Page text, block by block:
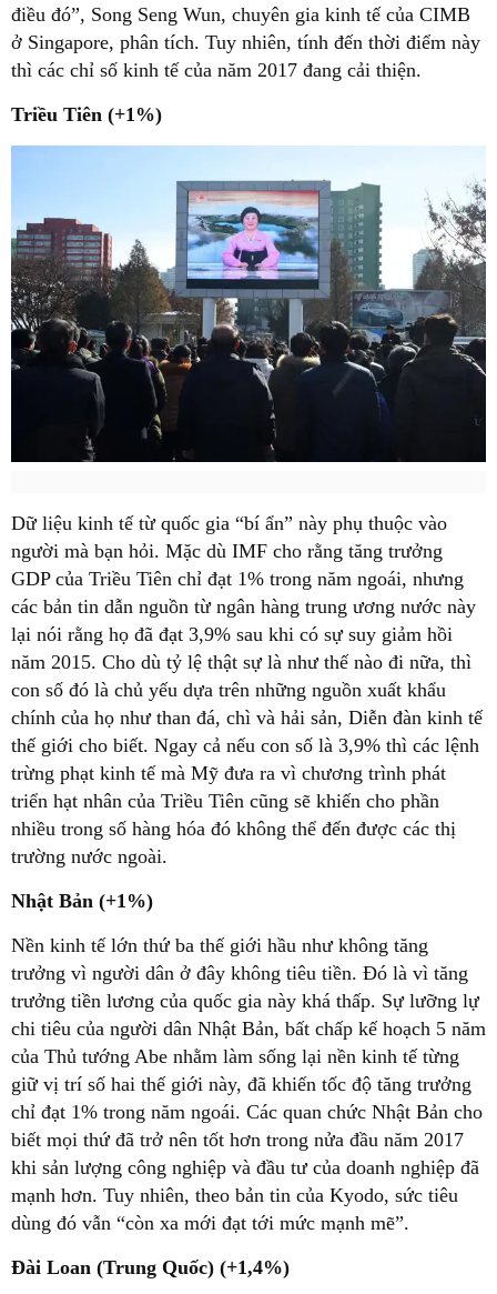
điều đó”, Song Seng Wun, chuyên gia kinh tế của CIMB
ở Singapore, phân tích. Tuy nhiên, tính đến thời điểm này
thì các chỉ số kinh tế của năm 2017 đang cải thiện.
Triều Tiên (+1%)
Dữ liệu kinh tế từ quốc gia “bí ẩn” này phụ thuộc vào
người mà bạn hỏi. Mặc dù IMF cho rằng tăng trưởng
GDP của Triều Tiên chỉ đạt 1% trong năm ngoái, nhưng
các bản tin dẫn nguồn từ ngân hàng trung ương nước này
lại nói rằng họ đã đạt 3,9% sau khi có sự suy giảm hồi
năm 2015. Cho dù tỷ lệ thật sự là như thế nào đi nữa, thì
con số đó là chủ yếu dựa trên những nguồn xuất khẩu
chính của họ như than đá, chì và hải sản, Diễn đàn kinh tế
thế giới cho biết. Ngay cả nếu con số là 3,9% thì các lệnh
trừng phạt kinh tế mà Mỹ đưa ra vì chương trình phát
triển hạt nhân của Triều Tiên cũng sẽ khiến cho phần
nhiều trong số hàng hóa đó không thể đến được các thị
trường nước ngoài.
Nhật Bản (+1%)
Nền kinh tế lớn thứ ba thế giới hầu như không tăng
trưởng vì người dân ở đây không tiêu tiền. Đó là vì tăng
trưởng tiền lương của quốc gia này khá thấp. Sự lưỡng lự
chi tiêu của người dân Nhật Bản, bất chấp kế hoạch 5 năm
của Thủ tướng Abe nhằm làm sống lại nền kinh tế từng
giữ vị trí số hai thế giới này, đã khiến tốc độ tăng trưởng
chỉ đạt 1% trong năm ngoái. Các quan chức Nhật Bản cho
biết mọi thứ đã trở nên tốt hơn trong nửa đầu năm 2017
khi sản lượng công nghiệp và đầu tư của doanh nghiệp đã
mạnh hơn. Tuy nhiên, theo bản tin của Kyodo, sức tiêu
dùng đó vẫn “còn xa mới đạt tới mức mạnh mẽ”.
Đài Loan (Trung Quốc) (+1,4%)